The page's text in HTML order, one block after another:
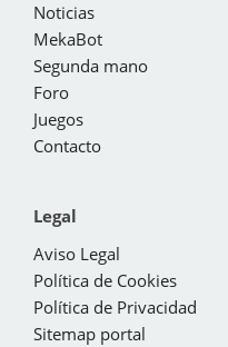
Noticias
MekaBot
Segunda mano
Foro
Juegos
Contacto
Legal
Aviso Legal
Política de Cookies
Política de Privacidad
Sitemap portal